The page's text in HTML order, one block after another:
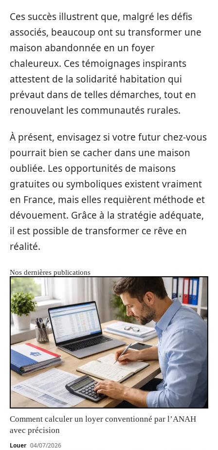
Ces succès illustrent que, malgré les défis
associés, beaucoup ont su transformer une
maison abandonnée en un foyer
chaleureux. Ces témoignages inspirants
attestent de la solidarité habitation qui
prévaut dans de telles démarches, tout en
renouvelant les communautés rurales.
À présent, envisagez si votre futur chez-vous
pourrait bien se cacher dans une maison
oubliée. Les opportunités de maisons
gratuites ou symboliques existent vraiment
en France, mais elles requièrent méthode et
dévouement. Grâce à la stratégie adéquate,
il est possible de transformer ce rêve en
réalité.
Nos dernières publications
Comment calculer un loyer conventionné par l’ANAH
avec précision
Louer 04/07/2026